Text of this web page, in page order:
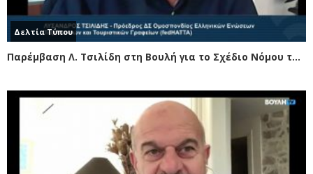
Δελτία Τύπου
Παρέμβαση Λ. Τσιλίδη στη Βουλή για το Σχέδιο Νόμου του Υπουργείου Ναυτιλίας